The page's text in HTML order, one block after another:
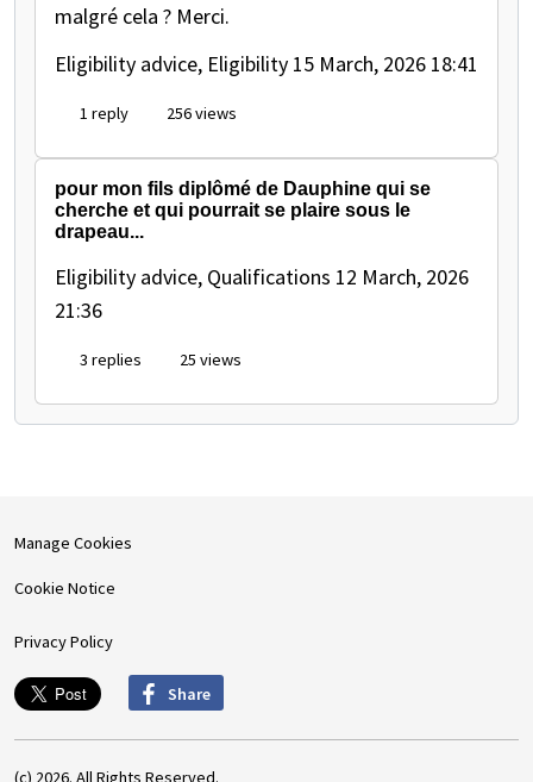
malgré cela ? Merci.
Eligibility advice, Eligibility 15 March, 2026 18:41
1 reply 256 views
pour mon fils diplômé de Dauphine qui se
cherche et qui pourrait se plaire sous le
drapeau...
Eligibility advice, Qualifications 12 March, 2026
21:36
3 replies 25 views
Manage Cookies
Cookie Notice
Privacy Policy
Share
(c) 2026. All Rights Reserved.